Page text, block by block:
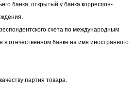
банка, открытый у банка корреспон-
счета по международным
в отечественном банке на имя иностранного
партия товара.